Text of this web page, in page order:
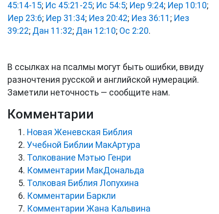
45:14-15; Ис 45:21-25; Ис 54:5; Иер 9:24; Иер 10:10;
Иер 23:6; Иер 31:34; Иез 20:42; Иез 36:11 ; Иез
39:22; Дан 11:32; Дан 12:10; Ос 2:20.
В ссылках на псалмы могут быть ошибки, ввиду
разночтения русской и английской нумераций.
Заметили неточность — сообщите нам.
Комментарии
Новая Женевская Библия
Учебной Библии МакАртура
Толкование Мэтью Генри
Комментарии МакДональда
Толковая Библия Лопухина
Комментарии Баркли
Комментарии Жана Кальвина